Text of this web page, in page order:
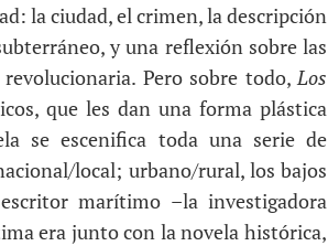
la ciudad, el crimen, la descripción
y una reflexión sobre las
revolucionaria. Pero sobre todo,Los
que les dan una forma plástica
se escenifica toda una serie de
local; urbano/rural, los bajos
marítimo –la investigadora
era junto con la novela histórica,